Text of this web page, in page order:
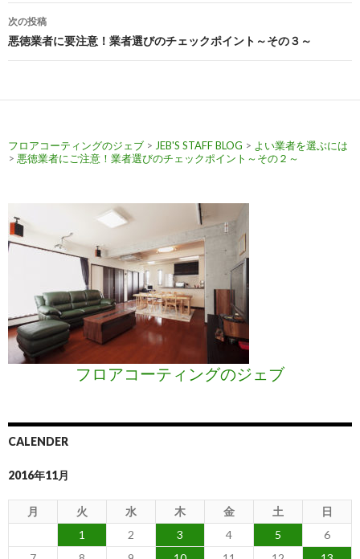
ナ
ビ
ー
ョ
次の投稿
悪徳業者に要注意！業者選びのチェックポイント～その３～
フロアコーティングのジェブ > JEB'S STAFF BLOG > よい業者を選ぶには
> 悪徳業者にご注意！業者選びのチェックポイント～その２～
フロアコーティングのジェブ
CALENDER
2016年11月
月 火 水 木 金 土
日
1
2 3 4 5
6